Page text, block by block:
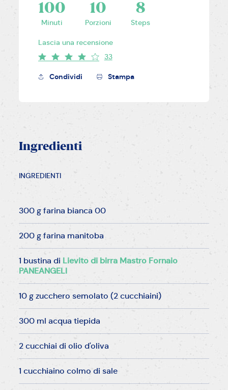
100
Minuti
10
Porzioni
8
Steps
Lascia una recensione
33
Condividi Stampa
Ingredienti
INGREDIENTI
300 g farina bianca 00
200 g farina manitoba
1 bustina di Lievito di birra Mastro Fornaio
PANEANGELI
10 g zucchero semolato (2 cucchiaini)
300 ml acqua tiepida
2 cucchiai di olio d'oliva
1 cucchiaino colmo di sale